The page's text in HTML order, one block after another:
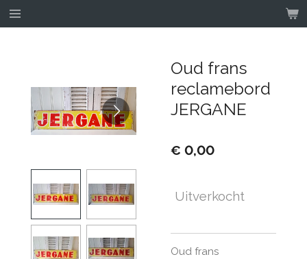
Ga
direct
Oud frans
reclamebord
JERGANE
€ 0,00
Uitverkocht
Oud frans